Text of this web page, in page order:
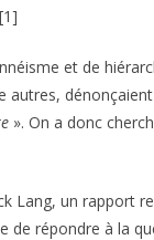
et de
autres,
». On a donc
Lang, un rapport
de répondre à la